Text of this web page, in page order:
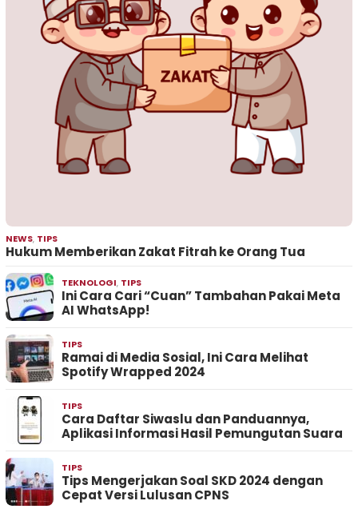
NEWS, TIPS
Hukum Memberikan Zakat Fitrah ke Orang Tua
TEKNOLOGI, TIPS
Ini Cara Cari “Cuan” Tambahan Pakai Meta
AI WhatsApp!
TIPS
Ramai di Media Sosial, Ini Cara Melihat
Spotify Wrapped 2024
TIPS
Cara Daftar Siwaslu dan Panduannya,
Aplikasi Informasi Hasil Pemungutan Suara
TIPS
Tips Mengerjakan Soal SKD 2024 dengan
Cepat Versi Lulusan CPNS